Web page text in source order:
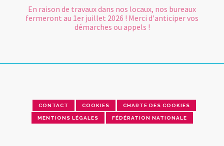
En raison de travaux dans nos locaux, nos bureaux
fermeront au 1er juillet 2026 ! Merci d'anticiper vos
démarches ou appels !
CONTACT COOKIES CHARTE DES COOKIES
MENTIONS LÉGALES FÉDÉRATION NATIONALE